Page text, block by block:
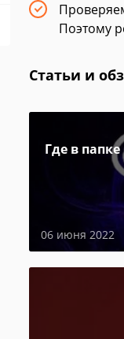
Поэтому
Статьи и
Где в
06 июня 2022